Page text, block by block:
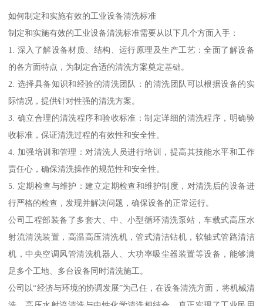
如何制定和实施有效的工业设备清洗标准
制定和实施有效的工业设备清洗标准需要从以下几个方面入手：
1. 深入了解设备材质、结构、运行原理及生产工艺：全面了解设备
的各方面特点，为制定合适的清洗方案奠定基础。
2. 选择具备知识和经验的清洗团队：的清洗团队可以根据设备的实
际情况，提供针对性强的清洗方案。
3. 确立合理的清洗程序和验收标准：制定详细的清洗程序，明确验
收标准，保证清洗过程的有效性和安全性。
4. 加强培训和管理：对清洗人员进行培训，提高其技能水平和工作
责任心，确保清洗操作的规范性和安全性。
5. 定期检查与维护：建立定期检查和维护制度，对清洗后的设备进
行严格的检查，发现并解决问题，确保设备的正常运行。
公司工程部装备了多套大、中、小型循环清洗泵站，车载式高压水
射流清洗装置，高温高压清洗机，管式清洁钻机，软轴式管路清洁
机，中央空调风管清洗机器人、大功率吸尘器装置等设备，能够满
足多个工地、多台设备同时清洗施工。
公司以“经济与环境的协调发展”为己任，在设备清洗方面，将机械清